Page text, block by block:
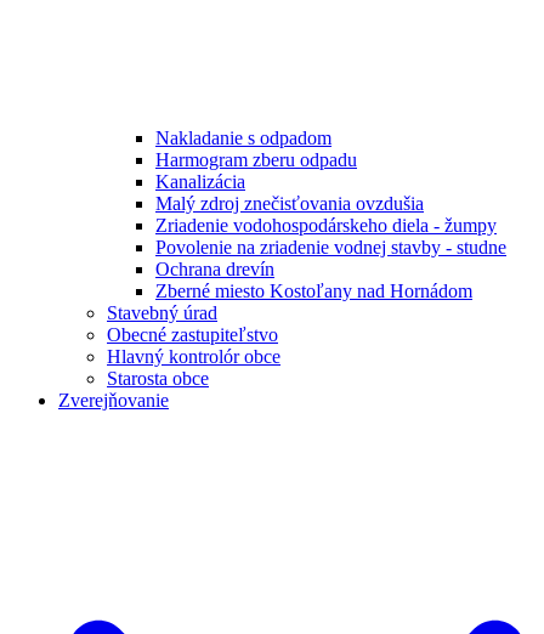
Nakladanie s odpadom
Harmogram zberu odpadu
Kanalizácia
Malý zdroj znečisťovania ovzdušia
Zriadenie vodohospodárskeho diela - žumpy
Povolenie na zriadenie vodnej stavby - studne
Ochrana drevín
Zberné miesto Kostoľany nad Hornádom
Stavebný úrad
Obecné zastupiteľstvo
Hlavný kontrolór obce
Starosta obce
Zverejňovanie